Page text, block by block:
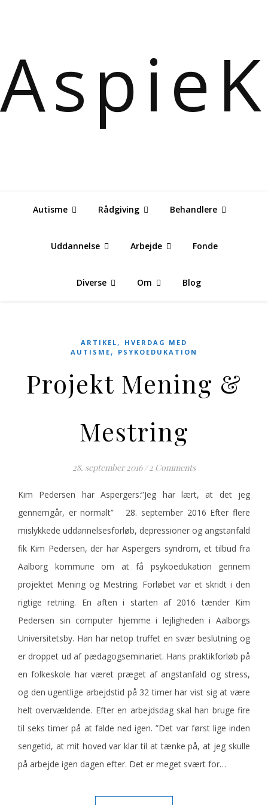
AspieK
Autisme Rådgiving Behandlere
Uddannelse Arbejde Fonde
Diverse Om Blog
ARTIKEL ,
HVERDAG MED
AUTISME , PSYKOEDUKATION
Projekt Mening &
Mestring
28. september 2016 / 2 Comments
Kim Pedersen har Aspergers:”Jeg har lært, at det jeg
gennemgår, er normalt” 28. september 2016 Efter flere
mislykkede uddannelsesforløb, depressioner og angstanfald
fik Kim Pedersen, der har Aspergers syndrom, et tilbud fra
Aalborg kommune om at få psykoedukation gennem
projektet Mening og Mestring. Forløbet var et skridt i den
rigtige retning. En aften i starten af 2016 tænder Kim
Pedersen sin computer hjemme i lejligheden i Aalborgs
Universitetsby. Han har netop truffet en svær beslutning og
er droppet ud af pædagogseminariet. Hans praktikforløb på
en folkeskole har været præget af angstanfald og stress,
og den ugentlige arbejdstid på 32 timer har vist sig at være
helt overvældende. Efter en arbejdsdag skal han bruge fire
til seks timer på at falde ned igen. ”Det var først lige inden
sengetid, at mit hoved var klar til at tænke på, at jeg skulle
på arbejde igen dagen efter. Det er meget svært for…